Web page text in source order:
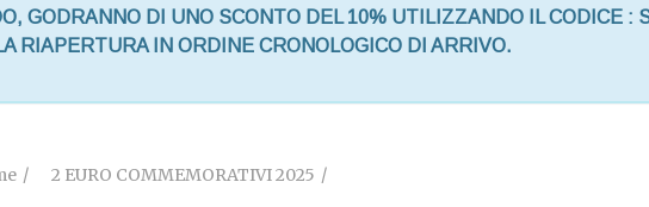
GODRANNO DI UNO SCONTO DEL 10% UTILIZZANDO IL CODICE :
RIAPERTURA IN ORDINE CRONOLOGICO DI ARRIVO.
2 EURO COMMEMORATIVI 2025